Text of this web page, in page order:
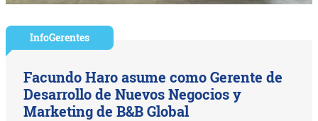
InfoGerentes
Facundo Haro asume como Gerente de
Desarrollo de Nuevos Negocios y
Marketing de B&B Global